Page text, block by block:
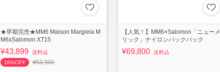
★早期完売★MM6 Maison Margiela M
M6xSalomon XT15
¥43,899 送料込
18%OFF
¥53,900
【人気！】MM6×Salomon「ニューメ
リック」ナイロンバックパック
¥69,800 送料込